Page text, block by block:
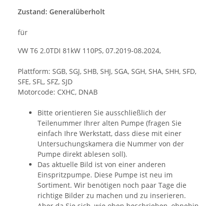
Zustand: Generalüberholt
für
VW T6 2.0TDI 81kW 110PS, 07.2019-08.2024,
Plattform: SGB, SGJ, SHB, SHJ, SGA, SGH, SHA, SHH, SFD,
SFE, SFL, SFZ, SJD
Motorcode: CXHC, DNAB
Bitte orientieren Sie ausschließlich der
Teilenummer Ihrer alten Pumpe (fragen Sie
einfach Ihre Werkstatt, dass diese mit einer
Untersuchungskamera die Nummer von der
Pumpe direkt ablesen soll).
Das aktuelle Bild ist von einer anderen
Einspritzpumpe. Diese Pumpe ist neu im
Sortiment. Wir benötigen noch paar Tage die
richtige Bilder zu machen und zu inserieren.